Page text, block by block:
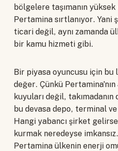
bölgelere taşımanın
Pertamina sırtlanıyor. Yani
ticari değil, aynı zamanda
bir kamu hizmeti gibi.
Bir piyasa oyuncusu için bu
değer. Çünkü Pertamina'nın
kuyuları değil,
bu devasa depo, terminal ve
Hangi yabancı şirket gelirse
kurmak neredeyse
Pertamina ülkenin enerji